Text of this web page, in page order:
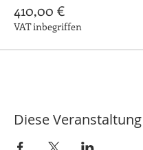
410,00 €
VAT inbegriffen
Diese